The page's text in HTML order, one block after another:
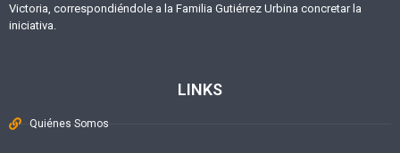
Victoria, correspondiéndole a la Familia Gutiérrez Urbina concretar la
iniciativa.
LINKS
Quiénes Somos